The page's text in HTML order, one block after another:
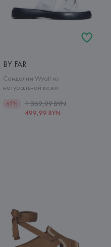
BY FAR
Сандалии Wyatt из
натуральной кожи
65%
1 369,99 BYN
499,99 BYN